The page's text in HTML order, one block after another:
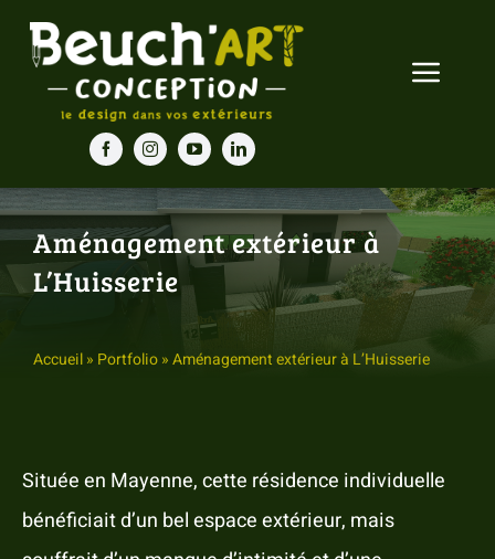
Passer
contenu
Toggle
Accueil
Nos prestations
Nos réalisations
Blog
Aménagement extérieur à
L’Huisserie
Accueil» Portfolio»Aménagement extérieur à L’Huisserie
Située en Mayenne, cette résidence individuelle
bénéficiait d’un bel espace extérieur, mais